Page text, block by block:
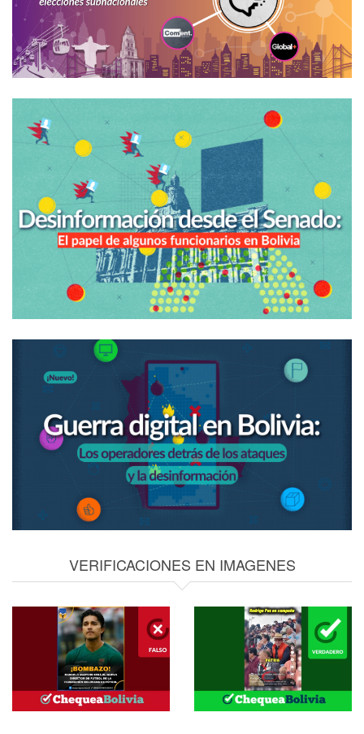
VERIFICACIONES EN IMAGENES